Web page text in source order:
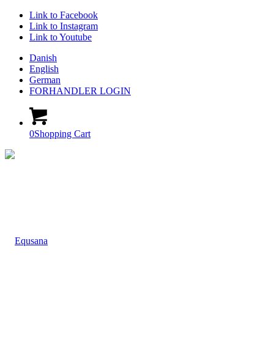
Link to Facebook
Link to Instagram
Link to Youtube
Danish
English
German
FORHANDLER LOGIN
0Shopping Cart